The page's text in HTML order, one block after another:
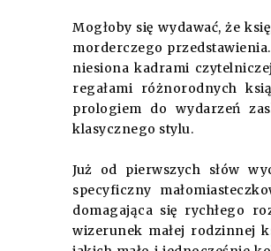
Mogłoby się wydawać, że
morderczego
niesiona kadrami
regałami różnorodnych
prologiem do wydarzeń
klasycznego stylu.
Już od pierwszych słów
specyficzny
domagająca się rychłego
wizerunek małej rodzinnej